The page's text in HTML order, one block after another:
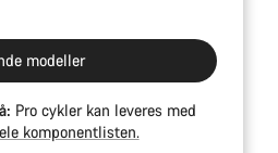
modeller
Pro cykler kan leveres med
komponentlisten.